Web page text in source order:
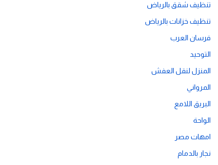
تنظيف شقق بالرياض
تنظيف خزانات بالرياض
فرسان العرب
التوحيد
المنزل لنقل العفش
المرواني
البريق اللامع
الواحة
امهات مصر
نجار بالدمام